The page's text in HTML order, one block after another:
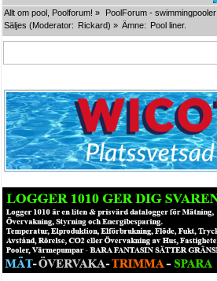
Allt om pool, Poolforum! » PoolForum - swimmingpooler
Säljes (Moderator: Rickard) » Ämne: Pool liner.